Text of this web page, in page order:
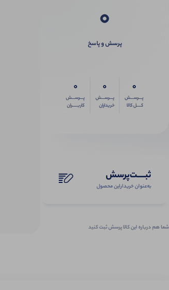
0
پرسش و پاسخ
0
پـــرســـش
کــــل کالا
0
پـــرســـش
خریداران
0
پـــرســـش
کاربـــــران
ثبـــــت‌پرسش
به‌عنوان ‌خریدار‌این‌ محصول
شما هم درباره این کالا پرسش ثبت کنید